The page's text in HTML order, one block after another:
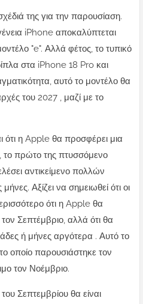
της για την παρουσίαση.
iPhone αποκαλύπτεται
"e". Αλλά φέτος, το τυπικό
στα iPhone 18 Pro και
αυτό το μοντέλο θα
του 2027 , μαζί με το
ότι η Apple θα προσφέρει μια
το πρώτο της πτυσσόμενο
αντικείμενο πολλών
Αξίζει να σημειωθεί ότι οι
ότι η Apple θα
Σεπτέμβριο, αλλά ότι θα
ή μήνες αργότερα . Αυτό το
οποίο παρουσιάστηκε τον
τον Νοέμβριο.
Σεπτεμβρίου θα είναι